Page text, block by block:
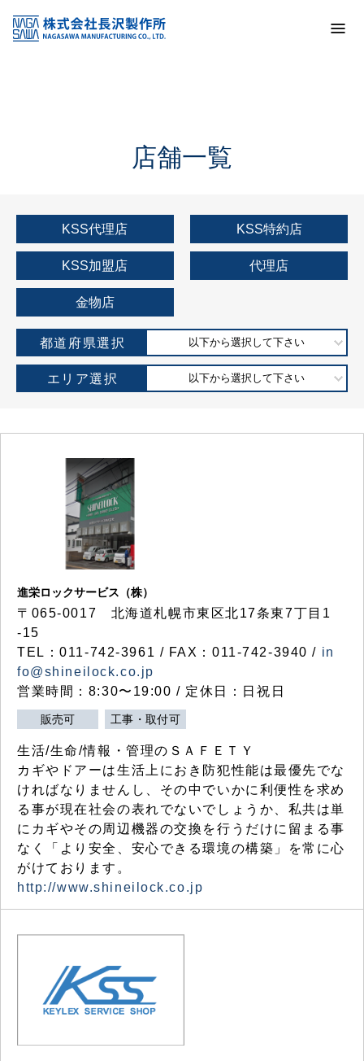
KSS加盟店・取扱店情報
店舗一覧
店舗一覧
KSS代理店 KSS特約店
KSS加盟店 代理店
金物店
都道府県選択 以下から選択して下さい
エリア選択 以下から選択して下さい
進栄ロックサービス（株）
〒065-0017 北海道札幌市東区北17条東7丁目1
-15
TEL：011-742-3961 / FAX：011-742-3940 / in
fo@shineilock.co.jp
営業時間：8:30〜19:00 / 定休日：日祝日
販売可 工事・取付可
生活/生命/情報・管理のＳＡＦＥＴＹ
カギやドアーは生活上におき防犯性能は最優先でな
ければなりませんし、その中でいかに利便性を求め
る事が現在社会の表れでないでしょうか、私共は単
にカギやその周辺機器の交換を行うだけに留まる事
なく「より安全、安心できる環境の構築」を常に心
がけております。
http://www.shineilock.co.jp